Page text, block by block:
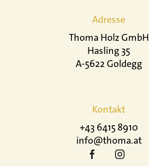
Adresse
Thoma Holz GmbH
Hasling 35
A-5622 Goldegg
Kontakt
+43 6415 8910
info@thoma.at